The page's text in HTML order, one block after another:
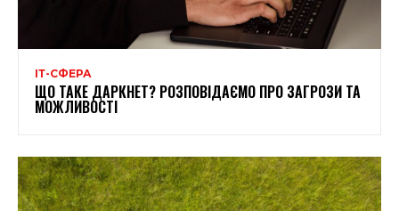
ІТ-СФЕРА
ЩО ТАКЕ ДАРКНЕТ? РОЗПОВІДАЄМО ПРО ЗАГРОЗИ ТА
МОЖЛИВОСТІ